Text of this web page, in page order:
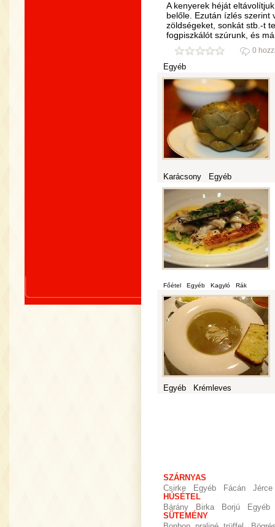
A kenyerek héját
belőle. Ezután ízlés szerint
zöldségeket, sonkát stb.-t
fogpiszkálót szúrunk, és
0
Egyéb
Karácsony Egyéb
Főétel Egyéb Kagyló Rák
Egyéb Krémleves
SZÁRNYAS
Csirke
Egyéb Fácán
Jérce
HÚSÉTEL
Bárány
Birka Borjú
Egyéb
SÜTEMÉNY